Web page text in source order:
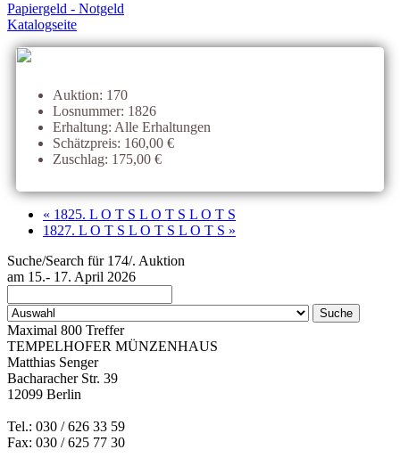
Papiergeld - Notgeld
Katalogseite
Auktion: 170
Losnummer: 1826
Erhaltung: Alle Erhaltungen
Schätzpreis: 160,00 €
Zuschlag: 175,00 €
« 1825. L O T S L O T S L O T S
1827. L O T S L O T S L O T S »
Suche/Search für 174/. Auktion
am 15.- 17. April 2026
Maximal 800 Treffer
TEMPELHOFER MÜNZENHAUS
Matthias Senger
Bacharacher Str. 39
12099 Berlin
Tel.: 030 / 626 33 59
Fax: 030 / 625 77 30